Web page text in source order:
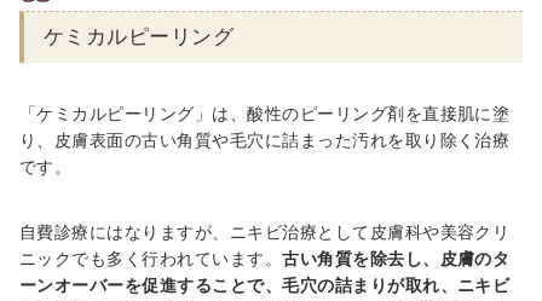
ケミカルピーリング
「ケミカルピーリング」は、酸性のピーリング剤を直接肌に塗
り、皮膚表面の古い角質や毛穴に詰まった汚れを取り除く治療
です。
自費診療にはなりますが、ニキビ治療として皮膚科や美容クリ
ニックでも多く行われています。古い角質を除去し、皮膚のタ
ーンオーバーを促進することで、毛穴の詰まりが取れ、ニキビ